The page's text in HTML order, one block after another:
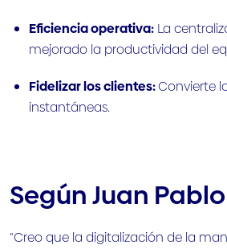
Eficiencia operativa: La
mejorado la productividad del
Fidelizar los clientes:Convierte
instantáneas.
Según Juan
"Creo que la digitalización de la